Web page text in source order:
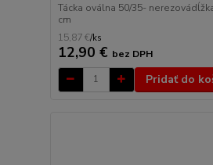
Tácka oválna 50/35-
cm
15,87 €/ks
12,90 € bez DPH
Pridať do